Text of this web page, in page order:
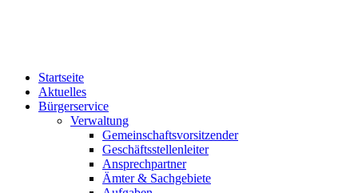
Startseite
Aktuelles
Bürgerservice
Verwaltung
Gemeinschaftsvorsitzender
Geschäftsstellenleiter
Ansprechpartner
Ämter & Sachgebiete